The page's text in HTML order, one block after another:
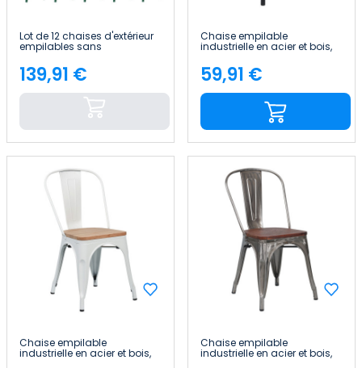
Lot de 12 chaises d'extérieur
empilables sans
88 cm 7house
Price
139,91 €
Chaise empilable
industrielle en acier et bois,
Price
59,91 €
Chaise empilable
industrielle en acier et bois,
Chaise empilable
industrielle en acier et bois,